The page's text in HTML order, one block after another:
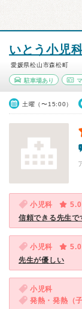
いとう小児
愛媛県松山市森松町
駐車場あり
土曜（〜15:00）
小児科
5.0
信頼できる先生で
小児科
5.0
先生が優しい
小児科
発熱・発熱（